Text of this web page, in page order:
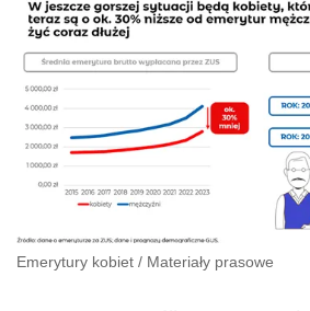
Emerytury kobiet / Materiały prasowe